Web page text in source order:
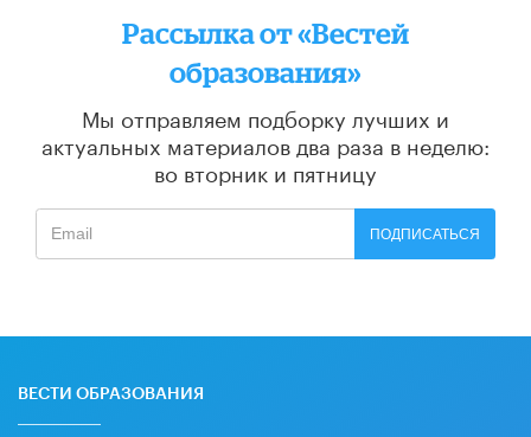
Рассылка от «Вестей
образования»
Мы отправляем подборку лучших и
актуальных материалов два раза в неделю:
во вторник и пятницу
ПОДПИСАТЬСЯ
ВЕСТИ ОБРАЗОВАНИЯ